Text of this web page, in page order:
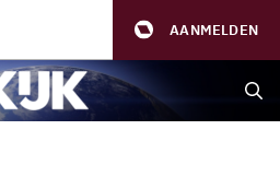
AANMELDEN